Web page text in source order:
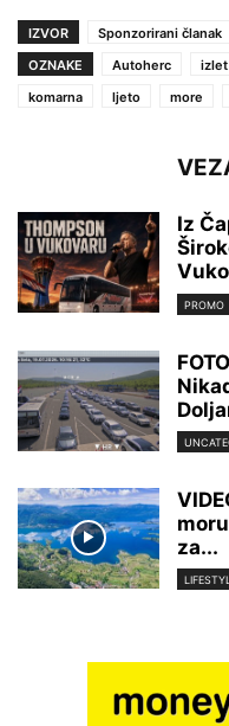
IZVOR
Sponzorirani članak
OZNAKE
Autoherc izlet
komarna
ljeto more
Iz
PROMO
za...